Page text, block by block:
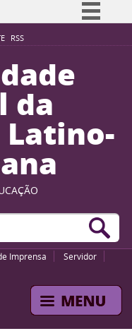
RSS
Simplifique!
Participe
à informação
Legislação
Canais
da
Imprensa
Servidor